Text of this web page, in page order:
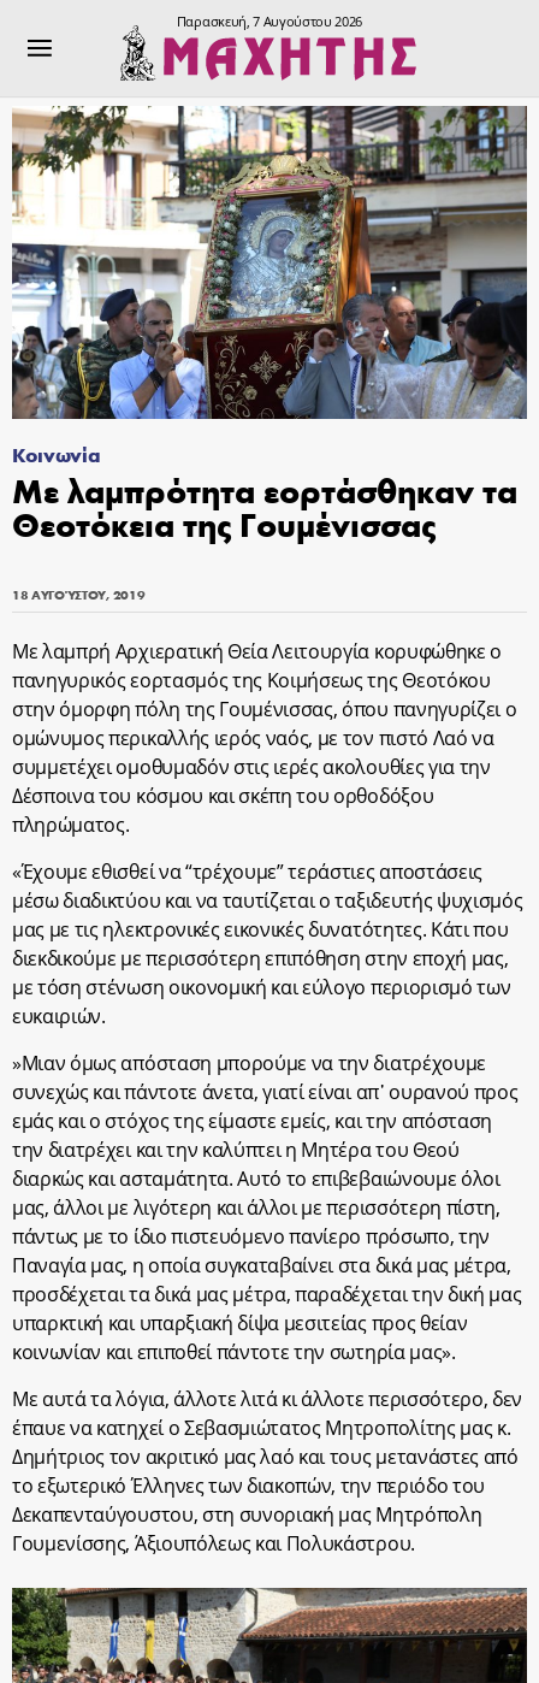
Παρασκευή, 7 Αυγούστου 2026
Κοινωνία
Με λαμπρότητα εορτάσθηκαν τα
Θεοτόκεια της Γουμένισσας
18 ΑΥΓΟΎΣΤΟΥ, 2019
Με λαμπρή Αρχιερατική Θεία Λειτουργία κορυφώθηκε ο
πανηγυρικός εορτασμός της Κοιμήσεως της Θεοτόκου
στην όμορφη πόλη της Γουμένισσας, όπου πανηγυρίζει ο
ομώνυμος περικαλλής ιερός ναός, με τον πιστό Λαό να
συμμετέχει ομοθυμαδόν στις ιερές ακολουθίες για την
Δέσποινα του κόσμου και σκέπη του ορθοδόξου
πληρώματος.
«Έχουμε εθισθεί να “τρέχουμε” τεράστιες αποστάσεις
μέσω διαδικτύου και να ταυτίζεται ο ταξιδευτής ψυχισμός
μας με τις ηλεκτρονικές εικονικές δυνατότητες. Κάτι που
διεκδικούμε με περισσότερη επιπόθηση στην εποχή μας,
με τόση στένωση οικονομική και εύλογο περιορισμό των
ευκαιριών.
»Μιαν όμως απόσταση μπορούμε να την διατρέχουμε
συνεχώς και πάντοτε άνετα, γιατί είναι απ᾽ ουρανού προς
εμάς και ο στόχος της είμαστε εμείς, και την απόσταση
την διατρέχει και την καλύπτει η Μητέρα του Θεού
διαρκώς και ασταμάτητα. Αυτό το επιβεβαιώνουμε όλοι
μας, άλλοι με λιγότερη και άλλοι με περισσότερη πίστη,
πάντως με το ίδιο πιστευόμενο πανίερο πρόσωπο, την
Παναγία μας, η οποία συγκαταβαίνει στα δικά μας μέτρα,
προσδέχεται τα δικά μας μέτρα, παραδέχεται την δική μας
υπαρκτική και υπαρξιακή δίψα μεσιτείας προς θείαν
κοινωνίαν και επιποθεί πάντοτε την σωτηρία μας».
Με αυτά τα λόγια, άλλοτε λιτά κι άλλοτε περισσότερο, δεν
έπαυε να κατηχεί ο Σεβασμιώτατος Μητροπολίτης μας κ.
Δημήτριος τον ακριτικό μας λαό και τους μετανάστες από
το εξωτερικό Έλληνες των διακοπών, την περιόδο του
Δεκαπενταύγουστου, στη συνοριακή μας Μητρόπολη
Γουμενίσσης, Άξιουπόλεως και Πολυκάστρου.